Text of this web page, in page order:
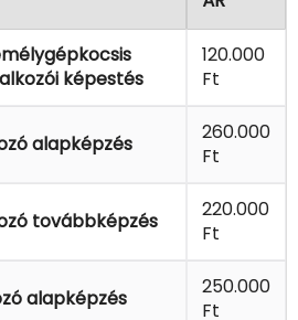
képestés
120.000
Ft
alapképzés
260.000
Ft
továbbképzés
220.000
Ft
alapképzés
250.000
Ft